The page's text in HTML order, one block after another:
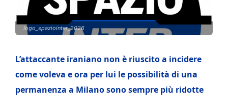
logo_spaziointer_2026
L’attaccante iraniano non è riuscito a incidere
come voleva e ora per lui le possibilità di una
permanenza a Milano sono sempre più ridotte